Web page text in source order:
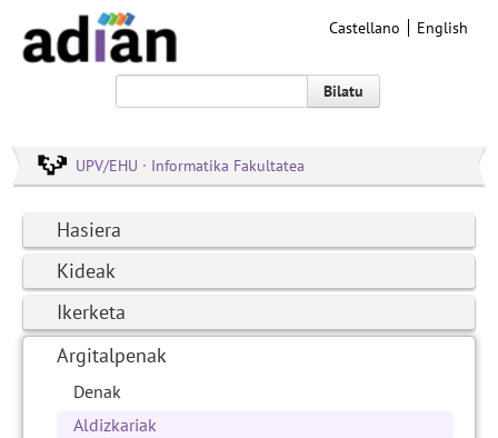
Castellano English
Bilatu
UPV/EHU · Informatika Fakultatea
Hasiera
Kideak
Ikerketa
Argitalpenak
Denak
Aldizkariak